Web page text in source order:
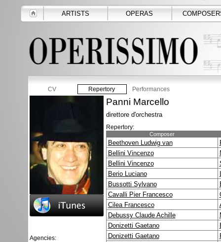
ARTISTS OPERAS
CV Repertory Performances
Agencies:
Panni Marcello
direttore d'orchestra
Repertory:
Composer
Beethoven Ludwig van
Bellini Vincenzo
Bellini Vincenzo
Berio Luciano
Bussotti Sylvano
Cavalli Pier Francesco
Cilea Francesco
Debussy Claude Achille
Donizetti Gaetano
Donizetti Gaetano